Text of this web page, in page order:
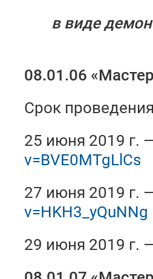
в виде
08.01.06
Срок
25 июня 2019 г.
v=BVE0MTgLlCs
27 июня 2019 г.
v=HKH3_yQuNNg
29 июня 2019 г.